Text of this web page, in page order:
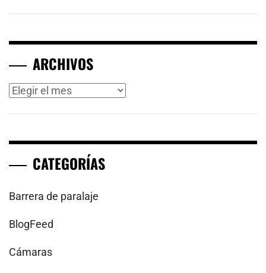
ARCHIVOS
Archivos
CATEGORÍAS
Barrera de paralaje
BlogFeed
Cámaras